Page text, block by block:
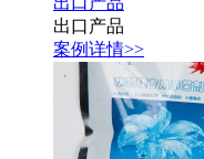
出口产品
案例详情>>